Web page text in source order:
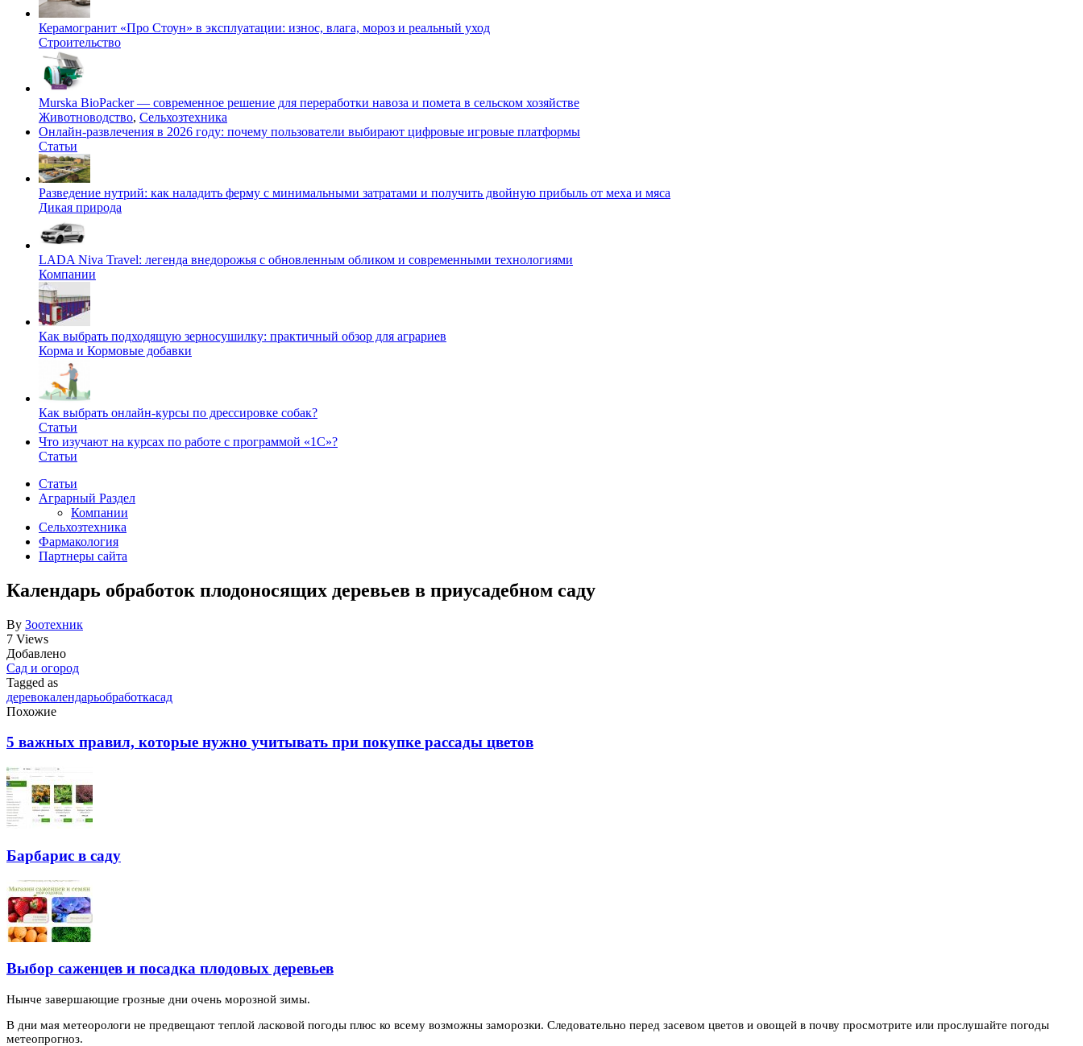
Керамогранит «Про Стоун» в эксплуатации: износ, влага, мороз и реальный уход
Строительство
Murska BioPacker — современное решение для переработки навоза и помета в сельском хозяйстве
Животноводство, Сельхозтехника
Онлайн-развлечения в 2026 году: почему пользователи выбирают цифровые игровые платформы
Статьи
Разведение нутрий: как наладить ферму с минимальными затратами и получить двойную прибыль от меха и мяса
Дикая природа
LADA Niva Travel: легенда внедорожья с обновленным обликом и современными технологиями
Компании
Как выбрать подходящую зерносушилку: практичный обзор для аграриев
Корма и Кормовые добавки
Как выбрать онлайн-курсы по дрессировке собак?
Статьи
Что изучают на курсах по работе с программой «1С»?
Статьи
Статьи
Аграрный Раздел
Компании
Сельхозтехника
Фармакология
Партнеры сайта
Календарь обработок плодоносящих деревьев в приусадебном саду
By Зоотехник
7 Views
Добавлено
Сад и огород
Tagged as
деревокалендарьобработкасад
Похожие
5 важных правил, которые нужно учитывать при покупке рассады цветов
Барбарис в саду
Выбор саженцев и посадка плодовых деревьев
Нынче завершающие грозные дни очень морозной зимы.
В дни мая метеорологи не предвещают теплой ласковой погоды плюс ко всему возможны заморозки. Следовательно перед засевом цветов и овощей в почву просмотрите или прослушайте погоды
метеопрогноз.